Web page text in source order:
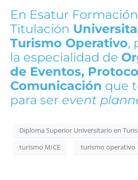
En Esatur
Titulación
Turismo Operativo,
la especialidad de
de Eventos,
Comunicación que
para ser event
Diploma Superior Universitario en
turismo MICE
turismo operativo